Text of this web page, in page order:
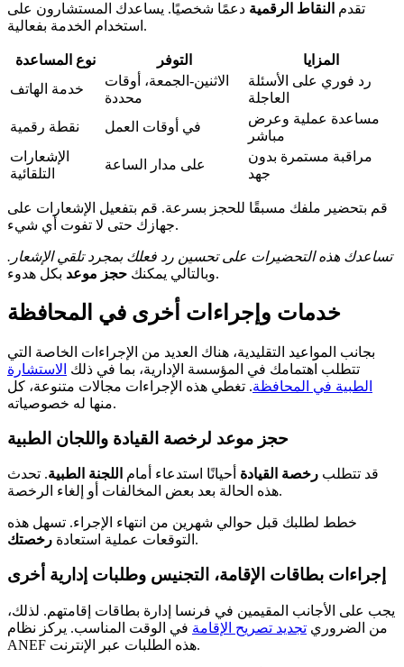
تقدم النقاط الرقمية دعمًا شخصيًا. يساعدك المستشارون على
استخدام الخدمة بفعالية.
نوع المساعدة التوفر
المزايا
خدمة الهاتف
الاثنين-الجمعة، أوقات
محددة
رد فوري على الأسئلة
العاجلة
نقطة رقمية
في أوقات العمل
مساعدة عملية وعرض
مباشر
الإشعارات
التلقائية
على مدار الساعة
مراقبة مستمرة بدون
جهد
قم بتحضير ملفك مسبقًا للحجز بسرعة. قم بتفعيل الإشعارات على
جهازك حتى لا تفوت أي شيء.
تساعدك هذه التحضيرات على تحسين رد فعلك بمجرد تلقي الإشعار.
وبالتالي يمكنك حجز موعد بكل هدوء.
خدمات وإجراءات أخرى في المحافظة
بجانب المواعيد التقليدية، هناك العديد من الإجراءات الخاصة التي
تتطلب اهتمامك في المؤسسة الإدارية، بما في ذلك الاستشارة
الطبية في المحافظة. تغطي هذه الإجراءات مجالات متنوعة، كل
منها له خصوصياته.
حجز موعد لرخصة القيادة واللجان الطبية
قد تتطلب رخصة القيادة أحيانًا استدعاء أمام اللجنة الطبية. تحدث
هذه الحالة بعد بعض المخالفات أو إلغاء الرخصة.
خطط لطلبك قبل حوالي شهرين من انتهاء الإجراء. تسهل هذه
التوقعات عملية استعادة رخصتك .
إجراءات بطاقات الإقامة، التجنيس وطلبات إدارية أخرى
يجب على الأجانب المقيمين في فرنسا إدارة بطاقات إقامتهم. لذلك،
من الضروري تجديد تصريح الإقامة في الوقت المناسب. يركز نظام
ANEF هذه الطلبات عبر الإنترنت.